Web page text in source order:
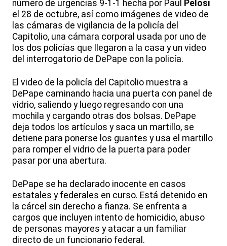
número de urgencias 9-1-1 hecha por Paul Pelosi
el 28 de octubre, así como imágenes de video de
las cámaras de vigilancia de la policía del
Capitolio, una cámara corporal usada por uno de
los dos policías que llegaron a la casa y un video
del interrogatorio de DePape con la policía.
El video de la policía del Capitolio muestra a
DePape caminando hacia una puerta con panel de
vidrio, saliendo y luego regresando con una
mochila y cargando otras dos bolsas. DePape
deja todos los artículos y saca un martillo, se
detiene para ponerse los guantes y usa el martillo
para romper el vidrio de la puerta para poder
pasar por una abertura.
DePape se ha declarado inocente en casos
estatales y federales en curso. Está detenido en
la cárcel sin derecho a fianza. Se enfrenta a
cargos que incluyen intento de homicidio, abuso
de personas mayores y atacar a un familiar
directo de un funcionario federal.